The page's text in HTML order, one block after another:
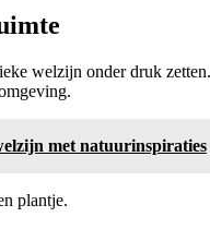
welzijn onder druk
met natuurinspiraties